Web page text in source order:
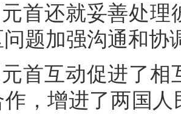
首还就妥善处理
问题加强沟通和协
首互动促进了相
作，增进了两国